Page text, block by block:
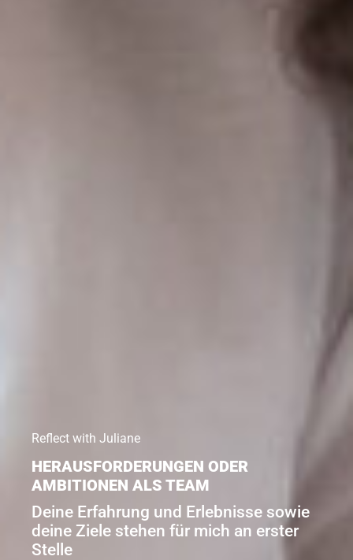
Reflect with Juliane
HERAUSFORDERUNGEN ODER
AMBITIONEN ALS TEAM
Deine Erfahrung und Erlebnisse sowie
deine Ziele stehen für mich an erster
Stelle